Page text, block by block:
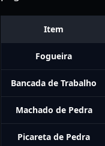
Item
Fogueira
Bancada de Trabalho
Machado de Pedra
Picareta de Pedra